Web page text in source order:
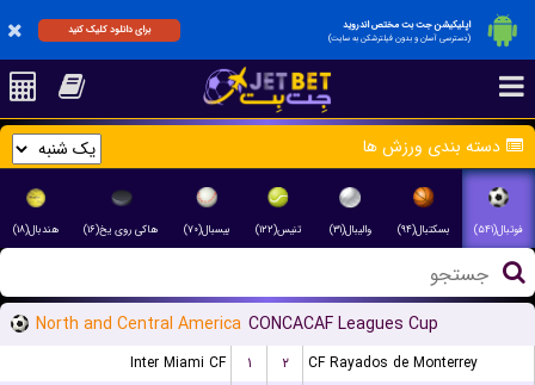
اپلیکیشن جت بت مختص اندروید
(دسترسی آسان و بدون فیلترشکن به سایت)
برای دانلود کلیک کنید
دسته بندی ورزش ها
فوتبال(۵۴۱) بسکتبال(۹۴) والیبال(۳۱) تنیس(۱۲۲) بیسبال(۷۰) هاکی روی یخ(۱۶) هندبال(۱۸)
North and Central America CONCACAF Leagues Cup
Inter Miami CF ۱ ۲
CF Rayados de Monterrey